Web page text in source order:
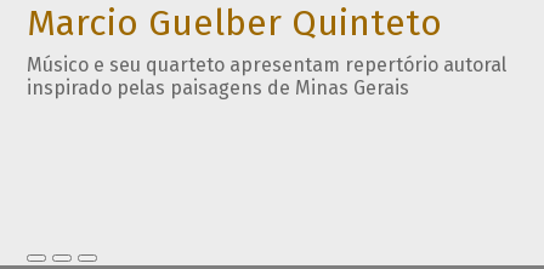
Marcio Guelber Quinteto
Músico e seu quarteto apresentam repertório autoral
inspirado pelas paisagens de Minas Gerais